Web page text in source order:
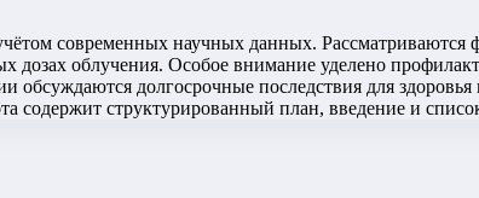
современных научных данных. Рассматриваются
облучения. Особое внимание уделено
долгосрочные последствия для
содержит структурированный план, введение и